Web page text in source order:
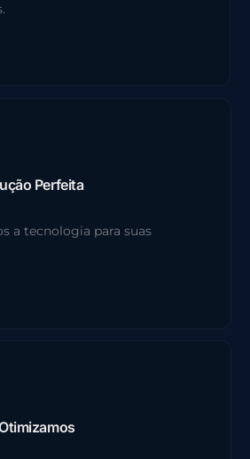
Perfeita
a tecnologia para suas